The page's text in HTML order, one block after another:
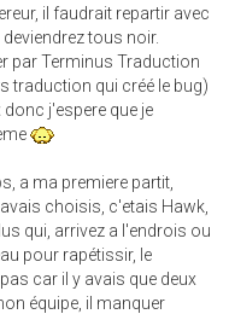
il faudrait repartir avec
tous noir.
par Terminus Traduction
traduction qui créé le bug)
j'espere que je
a ma premiere partit,
choisis, c'etais Hawk,
qui, arrivez a l'endrois ou
pour rapétissir, le
car il y avais que deux
équipe, il manquer